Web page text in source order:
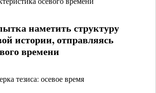
наметить структуру
истории, отправляясь
времени
тезиса: осевое время